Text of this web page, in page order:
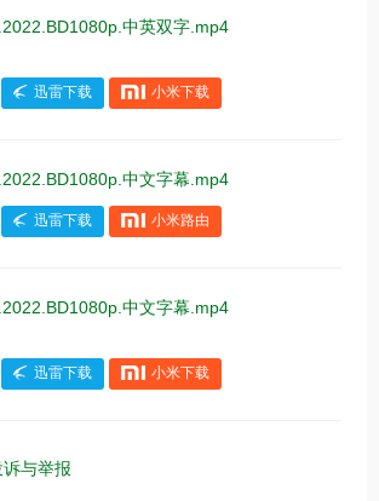
中英双字.mp4
迅雷下载 小米下载
中文字幕.mp4
迅雷下载 小米路由
中文字幕.mp4
迅雷下载 小米下载
与举报